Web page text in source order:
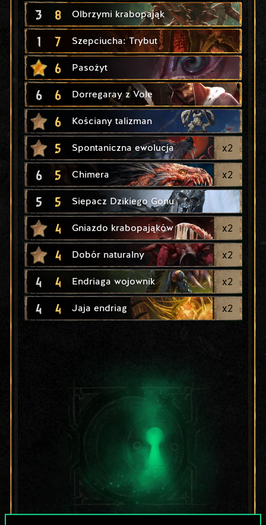
3 8 Olbrzymi krabopająk
1 7 Szepciucha: Trybut
6 Pasożyt
6 6 Dorregaray z Vole
6 Kościany talizman
5 Spontaniczna ewolucja x2
6 5 Chimera x2
5 5 Siepacz Dzikiego Gonu
4 Gniazdo krabopająków x2
4 Dobór naturalny x2
4 4 Endriaga wojownik x2
4 4 Jaja endriag x2